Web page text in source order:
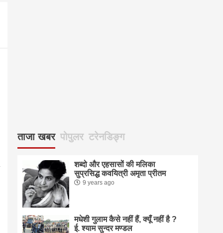
ताजा खबर पोपुलर टरेनडिङ्ग
शब्दो और एहसासों की मलिका
सुप्रसिद्ध कवयित्री अमृता प्रीतम
9 years ago
मधेशी गुलाम कैसे नहीं हैं, क्यूँ नहीं है ?
ई. श्याम सुन्दर मण्डल